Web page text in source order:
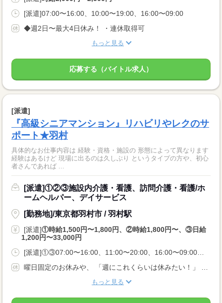
[派遣]07:00〜16:00、10:00〜19:00、16:00〜09:00
◆週2日〜最大4日休み！ ・連休取得可
もっと見る
応募する（バイトル求人）
[派遣]
『高級シニアマンション』リハビリやレクのサ
ポート★羽村
具体的なお仕事内容は 経験・資格・施設の 形態によって異なります
経験はあるけど 現場に出るのは久しぶり というタイプの方や、初心
者さんであれば ...
[派遣]①②③施設内介護・看護、訪問介護・看護/ホ
ームヘルパー、デイサービス
[勤務地]/東京都羽村市 / 羽村駅
[派遣]①時給1,500円〜1,800円、②時給1,800円〜、③日給
1,200円〜33,000円
[派遣]①③07:00〜16:00、11:00〜20:00、16:00〜09:00、②22:00〜05:00、23:00〜05:00、00:00〜05:00
曜日固定のお休みや、 「週にこれくらいは休みたい！」 などお気軽にご相談ください
もっと見る